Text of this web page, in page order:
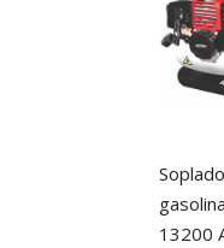
13200